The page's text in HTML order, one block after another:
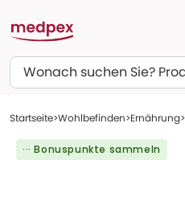
Suchen
Startseite Wohlbefinden Ernährung
··· Bonuspunkte sammeln